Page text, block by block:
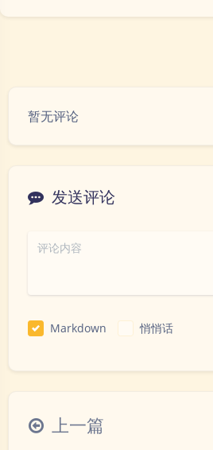
暂无评论
发送评论
Markdown 悄悄话
|´・ω・)ノ ヾ(≧∇≦*)ゝ
∠( ᐛ 」∠)＿
上一篇